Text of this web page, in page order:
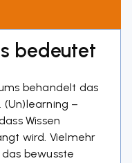
bedeutet
behandelt das
. (Un)learning –
Wissen
wird. Vielmehr
bewusste